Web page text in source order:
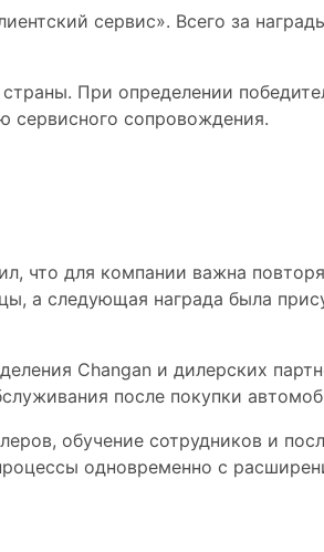
сервис». Всего за
При определении
сервисного сопровождения.
что для компании важна
а следующая награда была
Changan и дилерских
после покупки
обучение сотрудников и
одновременно с